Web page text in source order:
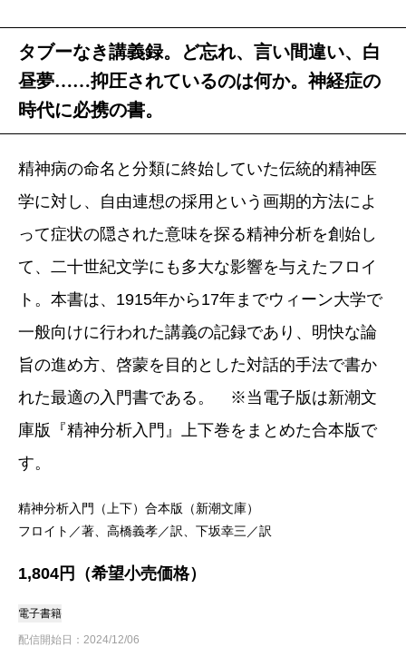
タブーなき講義録。ど忘れ、言い間違い、白
昼夢……抑圧されているのは何か。神経症の
時代に必携の書。
精神病の命名と分類に終始していた伝統的精神医
学に対し、自由連想の採用という画期的方法によ
って症状の隠された意味を探る精神分析を創始し
て、二十世紀文学にも多大な影響を与えたフロイ
ト。本書は、1915年から17年までウィーン大学で
一般向けに行われた講義の記録であり、明快な論
旨の進め方、啓蒙を目的とした対話的手法で書か
れた最適の入門書である。 ※当電子版は新潮文
庫版『精神分析入門』上下巻をまとめた合本版で
す。
精神分析入門（上下）合本版（新潮文庫）
フロイト／著、高橋義孝／訳、下坂幸三／訳
1,804円（希望小売価格）
電子書籍
配信開始日：2024/12/06